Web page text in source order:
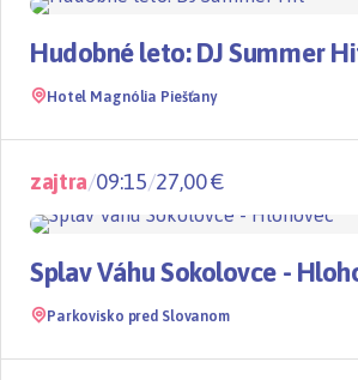
Hudobné leto: DJ Summer
Hotel Magnólia Piešťany
zajtra/09:15/27,00 €
TOP
Splav Váhu Sokolovce -
Parkovisko pred Slovanom